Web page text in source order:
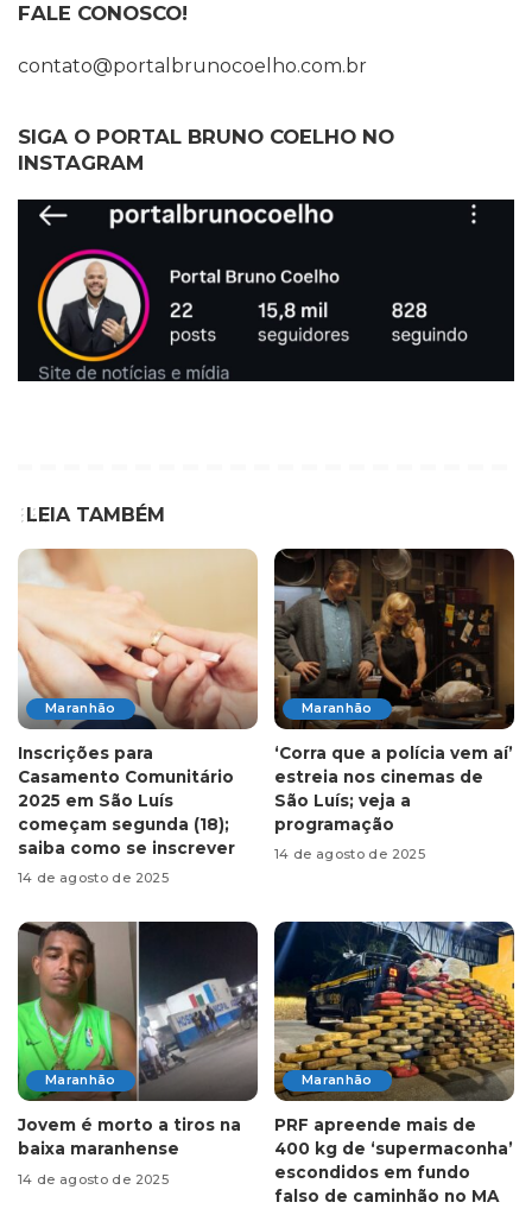
FALE CONOSCO!
contato@portalbrunocoelho.com.br
SIGA O PORTAL BRUNO COELHO NO
INSTAGRAM
LEIA TAMBÉM
Maranhão
Inscrições para
Casamento Comunitário
2025 em São Luís
começam segunda (18);
saiba como se inscrever
14 de agosto de 2025
Maranhão
‘Corra que a polícia vem aí’
estreia nos cinemas de
São Luís; veja a
programação
14 de agosto de 2025
Maranhão
Jovem é morto a tiros na
baixa maranhense
14 de agosto de 2025
Maranhão
PRF apreende mais de
400 kg de ‘supermaconha’
escondidos em fundo
falso de caminhão no MA